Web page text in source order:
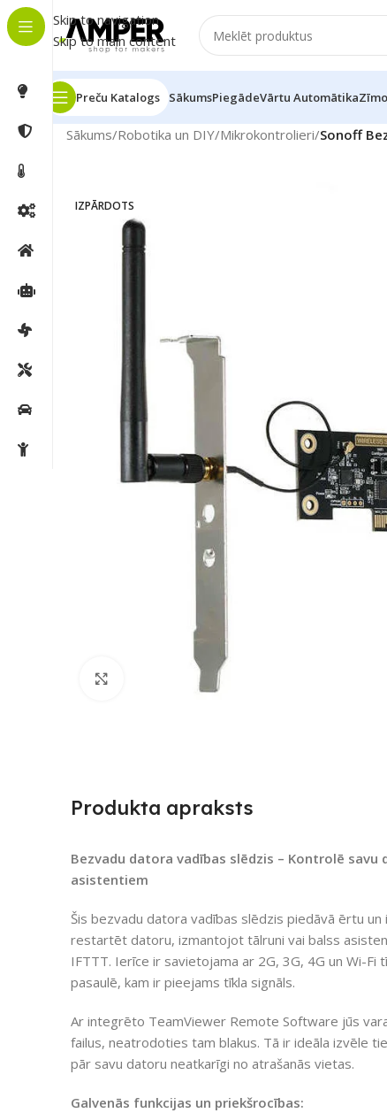
Skip to navigation
Skip to main content
Preču Katalogs SākumsPiegādeVārtu Automātika
Sākums/Robotika un DIY/Mikrokontrolieri/Sonoff
IZPĀRDOTS
Noklikšķiniet, lai palielinātu
Produkta apraksts
Bezvadu datora vadības slēdzis – Kontrolē
asistentiem
Šis bezvadu datora vadības slēdzis piedāvā ērtu
restartēt datoru, izmantojot tālruni vai balss
IFTTT. Ierīce ir savietojama ar 2G, 3G, 4G un Wi-
pasaulē, kam ir pieejams tīkla signāls.
Ar integrēto TeamViewer Remote Software jūs
failus, neatrodoties tam blakus. Tā ir ideāla izvēle
pār savu datoru neatkarīgi no atrašanās vietas.
Galvenās funkcijas un priekšrocības: